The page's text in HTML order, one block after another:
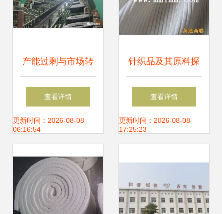
料销售
产能过剩与市场转
型 轮胎与针纺织品
行业的震荡与机遇
查看详情
更新时间：2026-08-08
06:16:54
针织品及其原料探
析 主要产地与市场
销售概述
查看详情
更新时间：2026-08-08
17:25:23